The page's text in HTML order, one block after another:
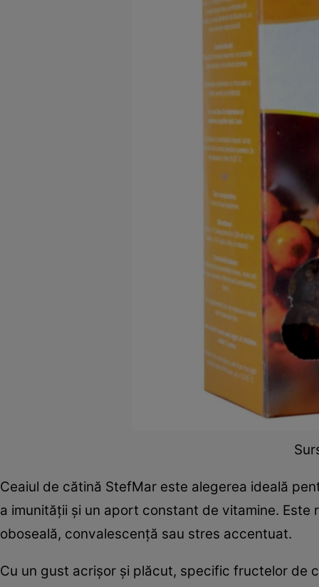
Ceaiul de cătină StefMar este alegerea ideală
a imunității și un aport constant de vitamine.
oboseală, convalescență sau stres accentuat.
Cu un gust acrișor și plăcut, specific fructelor de